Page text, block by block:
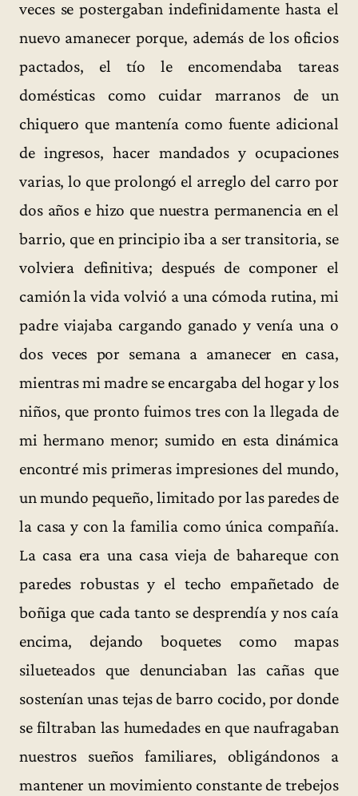
veces se postergaban indefinidamente hasta el
nuevo amanecer porque, además de los oficios
pactados, el tío le encomendaba tareas
domésticas como cuidar marranos de un
chiquero que mantenía como fuente adicional
de ingresos, hacer mandados y ocupaciones
varias, lo que prolongó el arreglo del carro por
dos años e hizo que nuestra permanencia en el
barrio, que en principio iba a ser transitoria, se
volviera definitiva; después de componer el
camión la vida volvió a una cómoda rutina, mi
padre viajaba cargando ganado y venía una o
dos veces por semana a amanecer en casa,
mientras mi madre se encargaba del hogar y los
niños, que pronto fuimos tres con la llegada de
mi hermano menor; sumido en esta dinámica
encontré mis primeras impresiones del mundo,
un mundo pequeño, limitado por las paredes de
la casa y con la familia como única compañía.
La casa era una casa vieja de bahareque con
paredes robustas y el techo empañetado de
boñiga que cada tanto se desprendía y nos caía
encima, dejando boquetes como mapas
silueteados que denunciaban las cañas que
sostenían unas tejas de barro cocido, por donde
se filtraban las humedades en que naufragaban
nuestros sueños familiares, obligándonos a
mantener un movimiento constante de trebejos